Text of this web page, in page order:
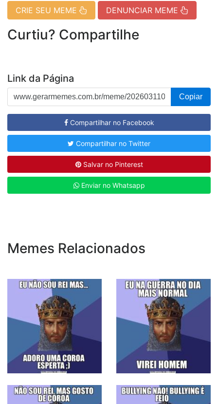
CRIE SEU MEME DENUNCIAR MEME
Curtiu? Compartilhe
Link da Página
Copiar
Compartilhar no Facebook
Compartilhar no Twitter
Salvar no Pinterest
Enviar no Whatsapp
Memes Relacionados